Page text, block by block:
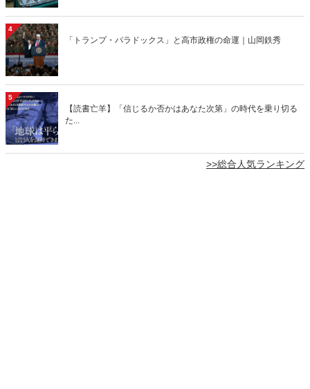
4
「トランプ・パラドックス」と高市政権の命運｜山岡鉄秀
5
【読書亡羊】「信じるか否かはあなた次第」の時代を乗り切る
た...
>>総合人気ランキング